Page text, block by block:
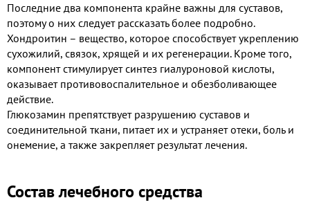
Последние два компонента крайне важны для суставов,
поэтому о них следует рассказать более подробно.
Хондроитин – вещество, которое способствует укреплению
сухожилий, связок, хрящей и их регенерации. Кроме того,
компонент стимулирует синтез гиалуроновой кислоты,
оказывает противовоспалительное и обезболивающее
действие.
Глюкозамин препятствует разрушению суставов и
соединительной ткани, питает их и устраняет отеки, боль и
онемение, а также закрепляет результат лечения.
Состав лечебного средства